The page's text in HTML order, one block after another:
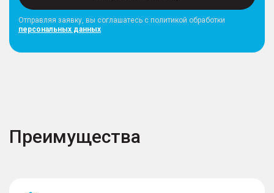
Отправляя заявку, вы соглашатесь с политикой обработки
персональных данных
Преимущества